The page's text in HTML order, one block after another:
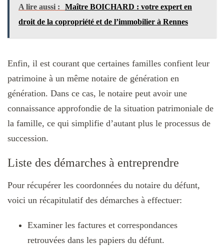
A lire aussi :
Maître BOICHARD : votre expert en
droit de la copropriété et de l’immobilier à Rennes
Enfin, il est courant que certaines familles confient leur
patrimoine à un même notaire de génération en
génération. Dans ce cas, le notaire peut avoir une
connaissance approfondie de la situation patrimoniale de
la famille, ce qui simplifie d’autant plus le processus de
succession.
Liste des démarches à entreprendre
Pour récupérer les coordonnées du notaire du défunt,
voici un récapitulatif des démarches à effectuer:
Examiner les factures et correspondances
retrouvées dans les papiers du défunt.